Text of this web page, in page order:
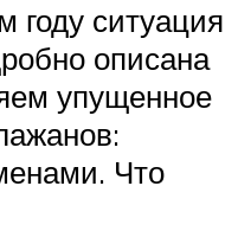
году ситуация
описана
упущенное
Что